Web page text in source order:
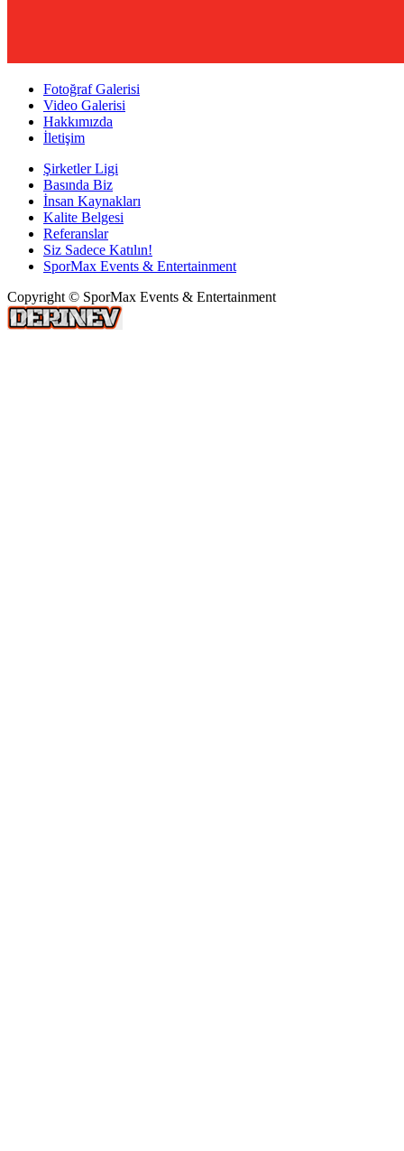
Fotoğraf Galerisi
Video Galerisi
Hakkımızda
İletişim
Şirketler Ligi
Basında Biz
İnsan Kaynakları
Kalite Belgesi
Referanslar
Siz Sadece Katılın!
SporMax Events & Entertainment
Copyright © SporMax Events & Entertainment